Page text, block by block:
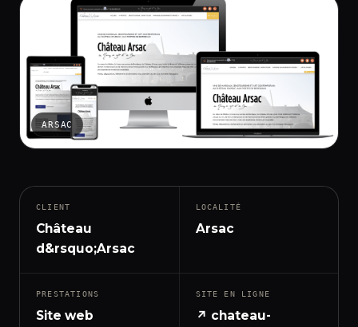
ARSAC
CLIENT
Château
d&rsquo;Arsac
LOCALITÉ
Arsac
PRESTATIONS
Site web
SITE EN LIGNE
↗ chateau-